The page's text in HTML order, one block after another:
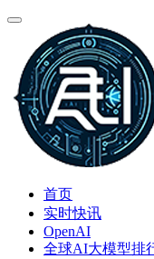
首页
实时快讯
OpenAI
全球AI大模型排